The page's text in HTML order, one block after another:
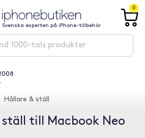
Svenska experten på iPhone-tillbehör
0
Hållare & ställ
ställ till Macbook Neo